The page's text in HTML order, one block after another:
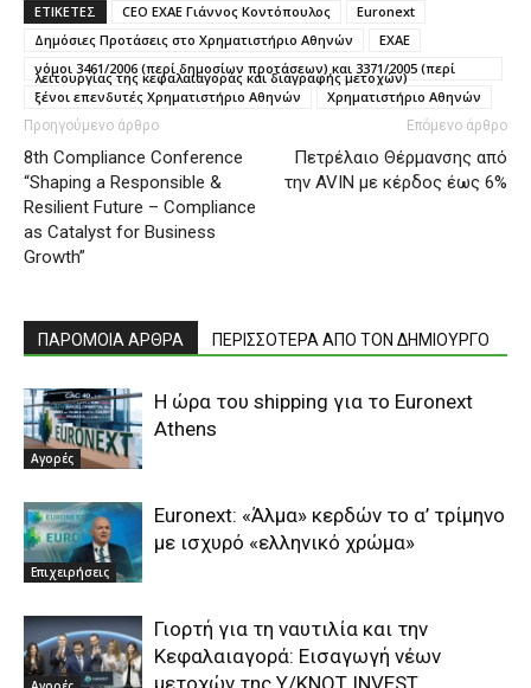
ΕΤΙΚΕΤΕΣ CEO ΕΧΑΕ Γιάννος Κοντόπουλος
Euronext
Δημόσιες Προτάσεις στο Χρηματιστήριο Αθηνών
ΕΧΑΕ
νόμοι 3461/2006 (περί δημοσίων προτάσεων) και 3371/2005 (περί
λειτουργίας της κεφαλαιαγοράς και διαγραφής μετοχών)
ξένοι επενδυτές Χρηματιστήριο Αθηνών
Χρηματιστήριο Αθηνών
Προηγούμενο άρθρο
8th Compliance Conference
“Shaping a Responsible &
Resilient Future – Compliance
as Catalyst for Business
Growth”
Επόμενο άρθρο
Πετρέλαιο Θέρμανσης από
την AVIN με κέρδος έως 6%
ΠΑΡΟΜΟΙΑ ΑΡΘΡΑ ΠΕΡΙΣΣΟΤΕΡΑ ΑΠΟ ΤΟΝ ΔΗΜΙΟΥΡΓΟ
Αγορές
H ώρα του shipping για το Euronext
Athens
Επιχειρήσεις
Euronext: «Άλμα» κερδών το α’ τρίμηνο
με ισχυρό «ελληνικό χρώμα»
Γιορτή για τη ναυτιλία και την
Κεφαλαιαγορά: Εισαγωγή νέων
μετοχών της Υ/ΚΝΟΤ INVEST